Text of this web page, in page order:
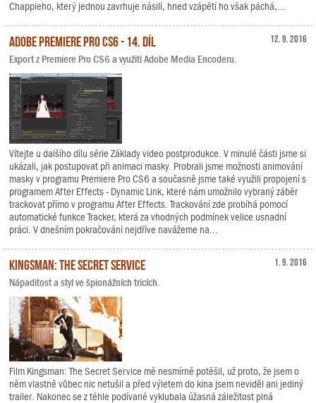
Chappieho, který jednou zavrhuje násilí, hned vzápětí ho však páchá,...
12. 9. 2016
Adobe Premiere Pro CS6 - 14. díl
Export z Premiere Pro CS6 a využití Adobe Media Encoderu.
Vítejte u dalšího dílu série Základy video postprodukce. V minulé části jsme si
ukázali, jak postupovat při animaci masky. Probrali jsme možnosti animování
masky v programu Premiere Pro CS6 a současně jsme také využili propojení s
programem After Effects - Dynamic Link, které nám umožnilo vybraný záběr
trackovat přímo v programu After Effects. Trackování zde probíhá pomocí
automatické funkce Tracker, která za vhodných podmínek velice usnadní
práci. V dnešním pokračování nejdříve navážeme na...
1. 9. 2016
Kingsman: The Secret Service
Nápaditost a styl ve špionážních tricích.
Film Kingsman: The Secret Service mě nesmírně potěšil, už proto, že jsem o
něm vlastně vůbec nic netušil a před výletem do kina jsem neviděl ani jediný
trailer. Nakonec se z téhle podívané vyklubala úžasná záležitost plná